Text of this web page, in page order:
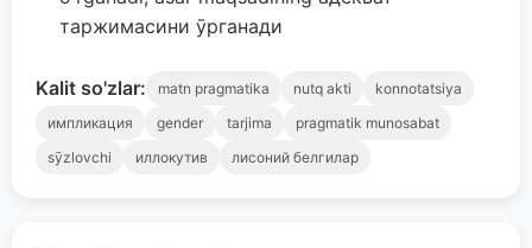
таржимасини ӯрганади
Kalit so'zlar: matn pragmatika nutq akti
konnotatsiya
импликация
gender tarjima
pragmatik munosabat
sӯzlovchi
иллокутив лисоний белгилар